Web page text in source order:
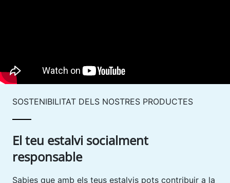
SOSTENIBILITAT DELS NOSTRES PRODUCTES
El teu estalvi socialment
responsable
Sabies que amb els teus estalvis pots contribuir a la